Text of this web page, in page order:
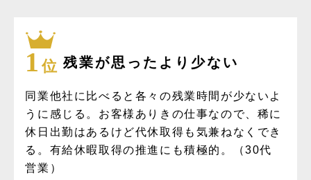
1 位 残業が思ったより少ない
同業他社に比べると各々の残業時間が少ないよ
うに感じる。お客様ありきの仕事なので、稀に
休日出勤はあるけど代休取得も気兼ねなくでき
る。有給休暇取得の推進にも積極的。（30代
営業）